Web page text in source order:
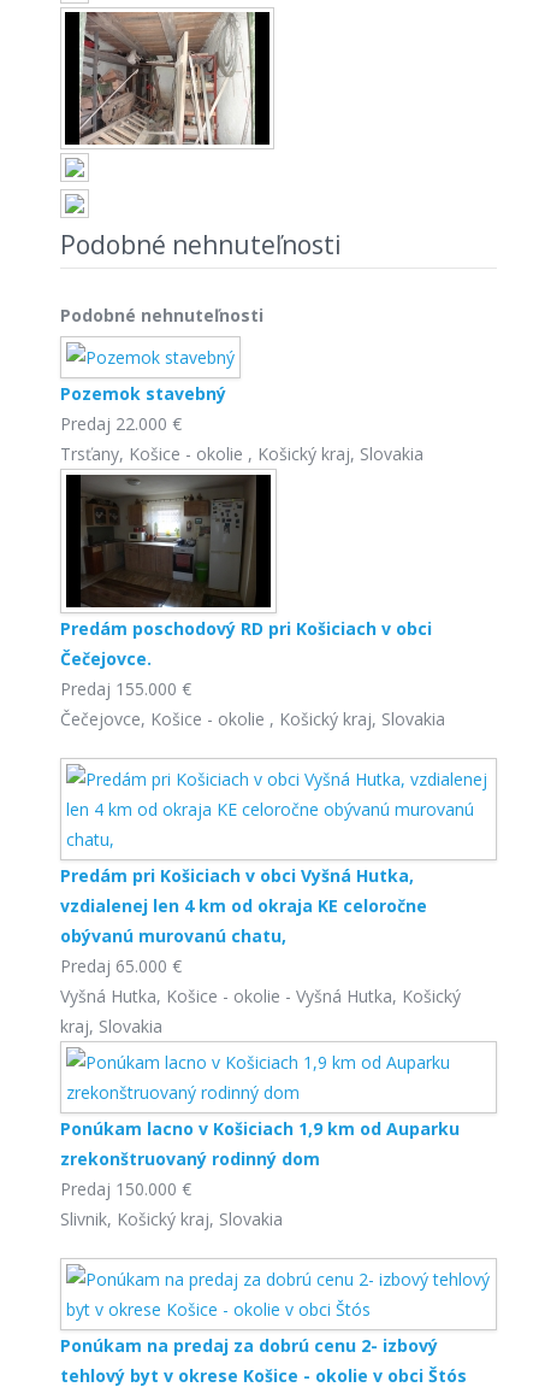
Podobné nehnuteľnosti
Podobné nehnuteľnosti
Pozemok stavebný
Predaj 22.000 €
Trsťany, Košice - okolie , Košický kraj, Slovakia
Predám poschodový RD pri Košiciach v obci
Čečejovce.
Predaj 155.000 €
Čečejovce, Košice - okolie , Košický kraj, Slovakia
Predám pri Košiciach v obci Vyšná Hutka,
vzdialenej len 4 km od okraja KE celoročne
obývanú murovanú chatu,
Predaj 65.000 €
Vyšná Hutka, Košice - okolie - Vyšná Hutka, Košický
kraj, Slovakia
Ponúkam lacno v Košiciach 1,9 km od Auparku
zrekonštruovaný rodinný dom
Predaj 150.000 €
Slivnik, Košický kraj, Slovakia
Ponúkam na predaj za dobrú cenu 2- izbový
tehlový byt v okrese Košice - okolie v obci Štós